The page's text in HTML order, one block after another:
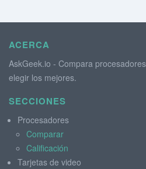
ACERCA
AskGeek.io - Compara
elegir los mejores.
SECCIONES
Procesadores
Comparar
Calificación
Tarjetas de video